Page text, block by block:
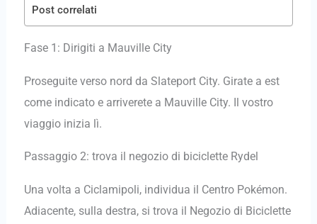
Post correlati
Fase 1: Dirigiti a Mauville City
Proseguite verso nord da Slateport City. Girate a est
come indicato e arriverete a Mauville City. Il vostro
viaggio inizia lì.
Passaggio 2: trova il negozio di biciclette Rydel
Una volta a Ciclamipoli, individua il Centro Pokémon.
Adiacente, sulla destra, si trova il Negozio di Biciclette